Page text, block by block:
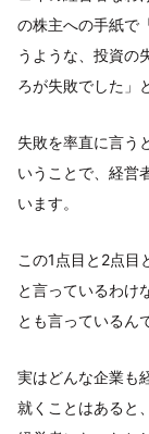
の株主への手紙で
うような、投資の
ろが失敗でした」
失敗を率直に言う
いうことで、経営
います。
この1点目と2点目
と言っているわけ
とも言っているん
実はどんな企業も
就くことはあると